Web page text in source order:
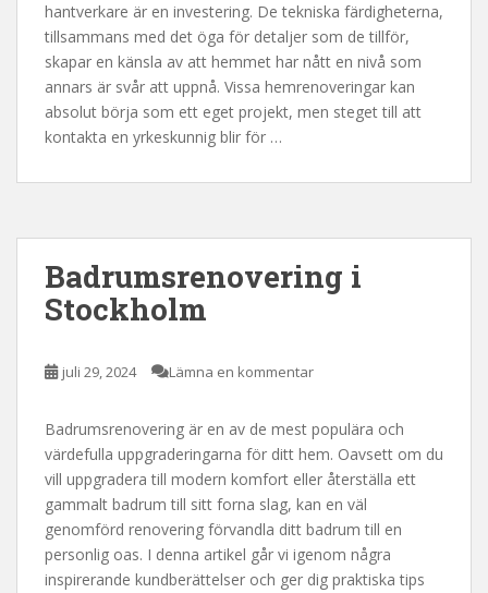
hantverkare är en investering. De tekniska färdigheterna,
tillsammans med det öga för detaljer som de tillför,
skapar en känsla av att hemmet har nått en nivå som
annars är svår att uppnå. Vissa hemrenoveringar kan
absolut börja som ett eget projekt, men steget till att
kontakta en yrkeskunnig blir för …
Badrumsrenovering i
Stockholm
juli 29, 2024 Lämna en kommentar
Badrumsrenovering är en av de mest populära och
värdefulla uppgraderingarna för ditt hem. Oavsett om du
vill uppgradera till modern komfort eller återställa ett
gammalt badrum till sitt forna slag, kan en väl
genomförd renovering förvandla ditt badrum till en
personlig oas. I denna artikel går vi igenom några
inspirerande kundberättelser och ger dig praktiska tips